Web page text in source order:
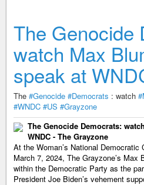
The Genocide
watch Max
speak at
The #Genocide #Democrats : watch
#WNDC #US #Grayzone
The Genocide Democrats:
WNDC - The Grayzone
At the Woman’s National Democratic
March 7, 2024, The Grayzone’s
within the Democratic Party as the
President Joe Biden’s vehement